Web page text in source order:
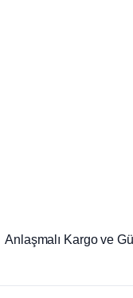
Anlaşmalı Kargo ve